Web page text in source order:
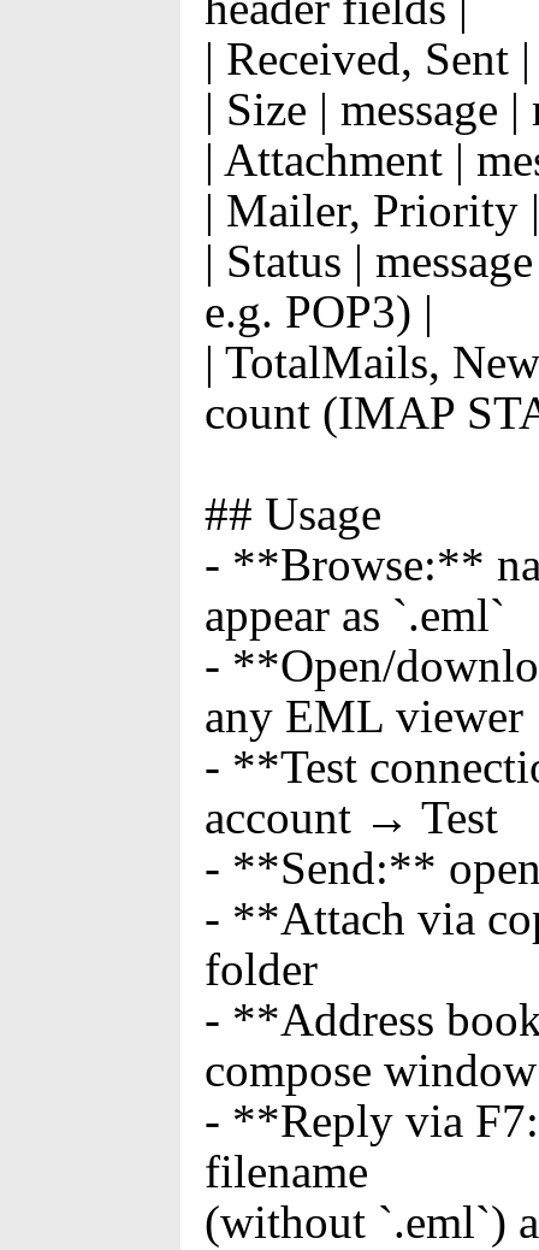
| Received, Sent
| Size | message |
| Attachment |
| Mailer, Priority
| Status |
e.g. POP3) |
| TotalMails,
count (IMAP
## Usage
- **Browse:**
appear as `.eml`
- **Open/
any EML viewer
- **Test
account → Test
- **Send:**
- **Attach via
folder
- **Address
compose window
- **Reply via
filename
(without `.eml`)